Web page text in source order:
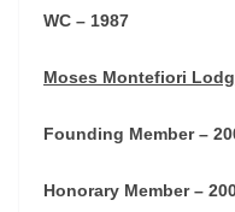
WC – 1987
Moses Montefiori
Founding Member –
Honorary Member –